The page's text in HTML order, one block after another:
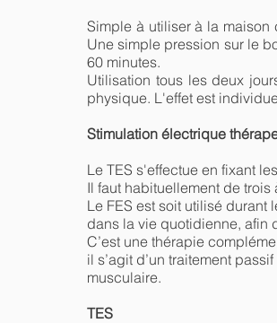
Simple à utiliser à la maison
Une simple pression sur le
60 minutes.
Utilisation tous les deux
physique. L'effet est
Stimulation électrique
Le TES s'effectue en fixant
Il faut habituellement de
Le FES est soit utilisé
dans la vie quotidienne, afin
C’est une thérapie
il s’agit d’un traitement
musculaire.
TES